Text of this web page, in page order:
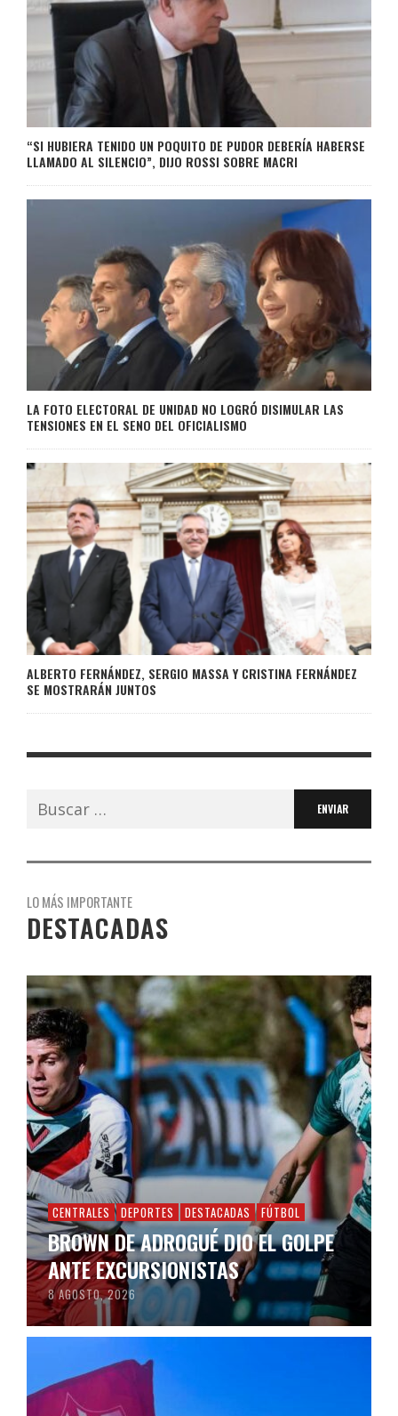
“SI HUBIERA TENIDO UN POQUITO DE PUDOR DEBERÍA HABERSE
LLAMADO AL SILENCIO”, DIJO ROSSI SOBRE MACRI
LA FOTO ELECTORAL DE UNIDAD NO LOGRÓ DISIMULAR LAS
TENSIONES EN EL SENO DEL OFICIALISMO
ALBERTO FERNÁNDEZ, SERGIO MASSA Y CRISTINA FERNÁNDEZ
SE MOSTRARÁN JUNTOS
Buscar:
LO MÁS IMPORTANTE
DESTACADAS
CENTRALES DEPORTES DESTACADAS FÚTBOL
BROWN DE ADROGUÉ DIO EL GOLPE
ANTE EXCURSIONISTAS
8 AGOSTO, 2026